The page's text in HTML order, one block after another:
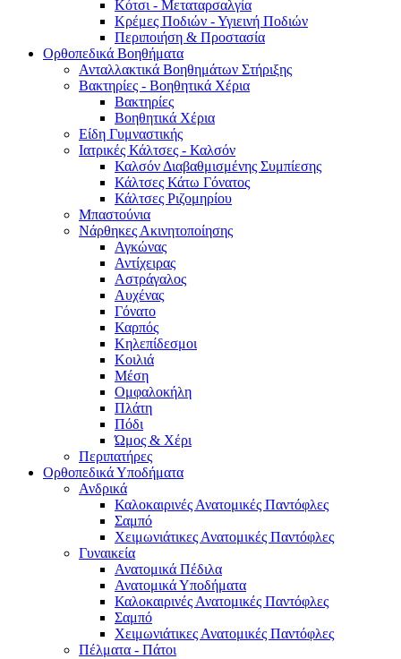
Κότσι - Μεταταρσαλγία
Κρέμες Ποδιών - Υγιεινή Ποδιών
Περιποιήση & Προστασία
Ορθοπεδικά Βοηθήματα
Ανταλλακτικά Βοηθημάτων Στήριξης
Βακτηρίες - Βοηθητικά Χέρια
Βακτηρίες
Βοηθητικά Χέρια
Είδη Γυμναστικής
Ιατρικές Κάλτσες - Καλσόν
Καλσόν Διαβαθμισμένης Συμπίεσης
Κάλτσες Κάτω Γόνατος
Κάλτσες Ριζομηρίου
Μπαστούνια
Νάρθηκες Ακινητοποίησης
Αγκώνας
Αντίχειρας
Αστράγαλος
Αυχένας
Γόνατο
Καρπός
Κηλεπίδεσμοι
Κοιλιά
Μέση
Ομφαλοκήλη
Πλάτη
Πόδι
Ώμος & Χέρι
Περιπατήρες
Ορθοπεδικά Υποδήματα
Ανδρικά
Καλοκαιρινές Ανατομικές Παντόφλες
Σαμπό
Χειμωνιάτικες Ανατομικές Παντόφλες
Γυναικεία
Ανατομικά Πέδιλα
Ανατομικά Υποδήματα
Καλοκαιρινές Ανατομικές Παντόφλες
Σαμπό
Χειμωνιάτικες Ανατομικές Παντόφλες
Πέλματα - Πάτοι